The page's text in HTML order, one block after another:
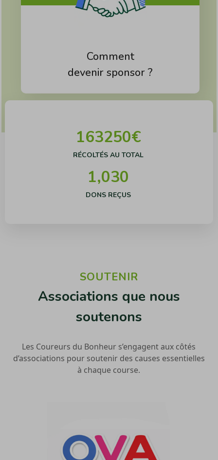
Comment
devenir sponsor ?
RÉCOLTÉS AU TOTAL
163250€
DONS REÇUS
1,030
SOUTENIR
Associations que nous
soutenons
Les Coureurs du Bonheur s’engagent aux côtés
d’associations pour soutenir des causes essentielles
à chaque course.